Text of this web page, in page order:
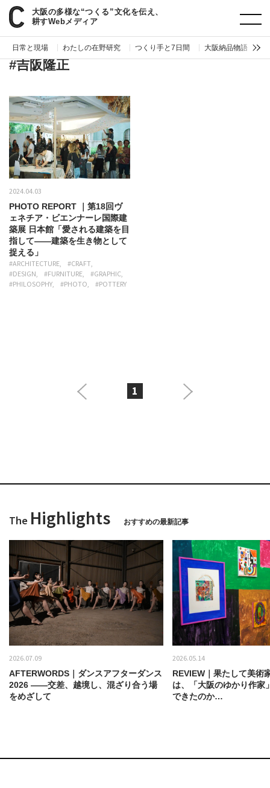
大阪の多様な“つくる”文化を伝え、
耕すWebメディア
日常と現場 わたしの在野研究 つくり手と7日間 大阪納品物語
paperC タグ 吉阪隆正
#吉阪隆正
2024.04.03
PHOTO REPORT ｜第18回ヴ
ェネチア・ビエンナーレ国際建
築展 日本館「愛される建築を目
指して——建築を生き物として
捉える」
#ARCHITECTURE
#CRAFT
#DESIGN
#FURNITURE
#GRAPHIC
#PHILOSOPHY
#PHOTO #POTTERY
1
The Highlights おすすめの最新記事
2026.07.09
AFTERWORDS｜ダンスアフターダンス
2026 ——交差、越境し、混ざり合う場
をめざして
2026.05.14
REVIEW｜果たして美術
は、「大阪のゆかり作家
できたのか…